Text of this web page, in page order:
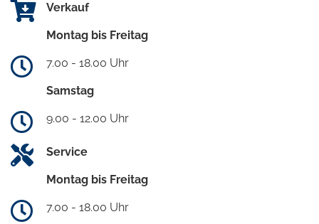
Verkauf
Montag bis Freitag
7.00 - 18.00 Uhr
Samstag
9.00 - 12.00 Uhr
Service
Montag bis Freitag
7.00 - 18.00 Uhr